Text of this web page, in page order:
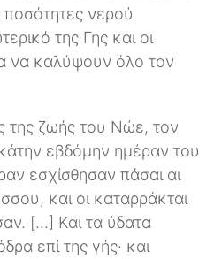
ποσότητες νερού
της Γης και οι
να καλύψουν όλο τον
της ζωής του Νώε, τον
εβδόμην ημέραν του
εσχίσθησαν πάσαι αι
και οι καταρράκται
[…] Και τα ύδατα
επί της γής· και